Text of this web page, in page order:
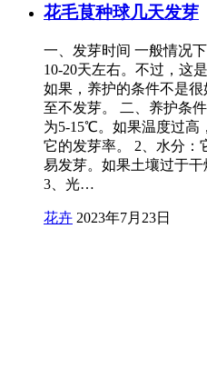
花毛茛种球几天发芽
一、发芽时间 一般情况
10-20天左右。不过，这
如果，养护的条件不是
至不发芽。 二、养护条
为5-15℃。如果温度过高
它的发芽率。 2、水分：
易发芽。如果土壤过于干
3、光…
花卉 2023年7月23日